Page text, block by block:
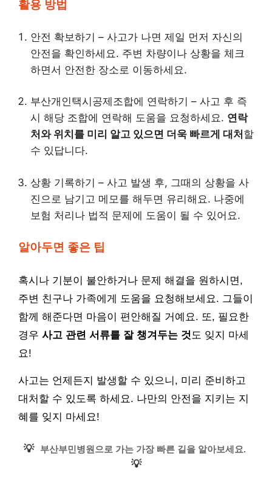
활용 방법
안전 확보하기 – 사고가 나면 제일 먼저 자신의
안전을 확인하세요. 주변 차량이나 상황을 체크
하면서 안전한 장소로 이동하세요.
부산개인택시공제조합에 연락하기 – 사고 후 즉
시 해당 조합에 연락해 도움을 요청하세요. 연락
처와 위치를 미리 알고 있으면 더욱 빠르게 대처 할
수 있답니다.
상황 기록하기 – 사고 발생 후, 그때의 상황을 사
진으로 남기고 메모를 해두면 유리해요. 나중에
보험 처리나 법적 문제에 도움이 될 수 있어요.
알아두면 좋은 팁
혹시나 기분이 불안하거나 문제 해결을 원하시면,
주변 친구나 가족에게 도움을 요청해보세요. 그들이
함께 해준다면 마음이 편안해질 거예요. 또, 필요한
경우 사고 관련 서류를 잘 챙겨두는 것 도 잊지 마세
요!
사고는 언제든지 발생할 수 있으니, 미리 준비하고
대처할 수 있도록 하세요. 나만의 안전을 지키는 지
혜를 잊지 마세요!
💡 부산부민병원으로 가는 가장 빠른 길을 알아보세요.
💡